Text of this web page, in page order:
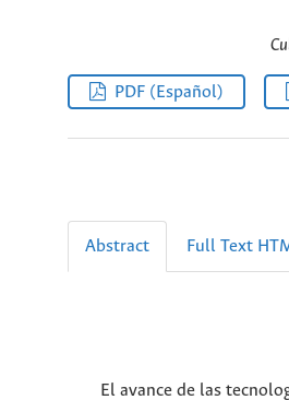
PDF (Español)
Abstract Full Text
El avance de las